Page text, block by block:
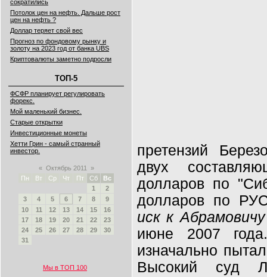
сократились
Потолок цен на нефть. Дальше рост
цен на нефть ?
Доллар теряет свой вес
Прогноз по фондовому рынку и
золоту на 2023 год от банка UBS
Криптовалюты заметно подросли
ТОП-5
ФСФР планирует регулировать
форекс.
Мой маленький бизнес.
Старые открытки
Инвестиционные монеты
Хетти Грин - самый странный
инвестор.
« Октябрь 2011
»
Пн
Вт Ср Чт Пт Сб
Вс
1
2
3
4 5 6 7 8
9
10
11 12 13 14 15
16
17
18 19 20 21 22
23
24
25 26 27 28 29
30
31
Мы в ТОП 100
претензий
двух
долларов по
долларов по
иск к Абрамовичу
июне 2007 года.
изначально
Высокий суд